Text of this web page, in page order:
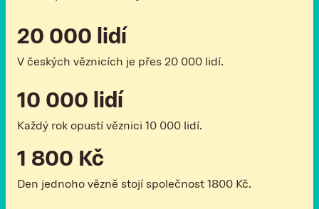
20 000 lidí
V českých věznicích je přes 20 000 lidí.
10 000 lidí
Každý rok opustí věznici 10 000 lidí.
1 800 Kč
Den jednoho vězně stojí společnost 1800 Kč.